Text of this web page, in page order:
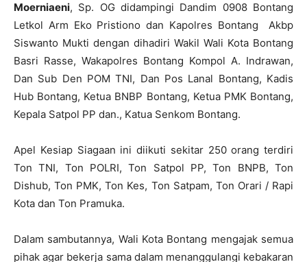
Moerniaeni, Sp. OG didampingi Dandim 0908 Bontang
Letkol Arm Eko Pristiono dan Kapolres Bontang Akbp
Siswanto Mukti dengan dihadiri Wakil Wali Kota Bontang
Basri Rasse, Wakapolres Bontang Kompol A. Indrawan,
Dan Sub Den POM TNI, Dan Pos Lanal Bontang, Kadis
Hub Bontang, Ketua BNBP Bontang, Ketua PMK Bontang,
Kepala Satpol PP dan., Katua Senkom Bontang.
Apel Kesiap Siagaan ini diikuti sekitar 250 orang terdiri
Ton TNI, Ton POLRI, Ton Satpol PP, Ton BNPB, Ton
Dishub, Ton PMK, Ton Kes, Ton Satpam, Ton Orari / Rapi
Kota dan Ton Pramuka.
Dalam sambutannya, Wali Kota Bontang mengajak semua
pihak agar bekerja sama dalam menanggulangi kebakaran